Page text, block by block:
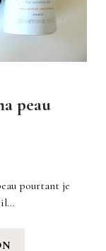
peau
pourtant je